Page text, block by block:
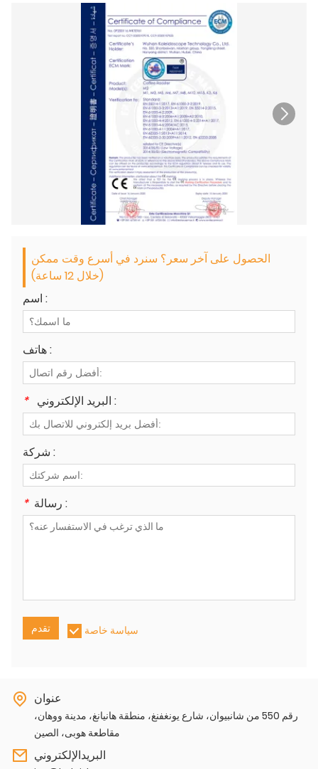
الحصول على آخر سعر؟ سنرد في أسرع وقت ممكن
(خلال 12 ساعة)
اسم :
هاتف :
* البريد الإلكتروني :
شركة :
* رسالة :
تقدم سياسة خاصة
عنوان
رقم 550 من شانبيوان، شارع يونغفنغ، منطقة هانيانغ، مدينة ووهان،
مقاطعة هوبى، الصين
البريدالإلكتروني